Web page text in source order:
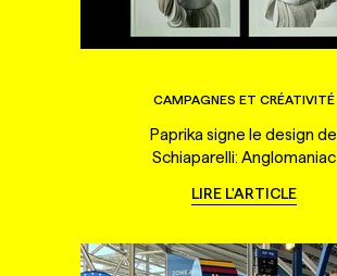
CAMPAGNES ET CRÉATIVITÉ
Paprika signe le design de
Schiaparelli: Anglomaniac
LIRE L'ARTICLE